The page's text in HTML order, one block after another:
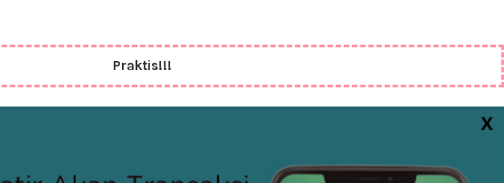
Praktis!!!